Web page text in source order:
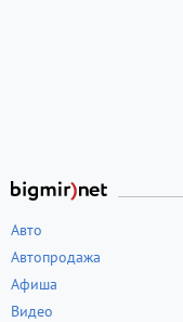
Авто
Автопродажа
Афиша
Видео